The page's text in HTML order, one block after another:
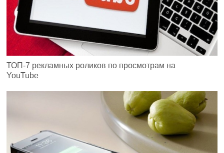
ТОП-7 рекламных роликов по просмотрам на
YouTube